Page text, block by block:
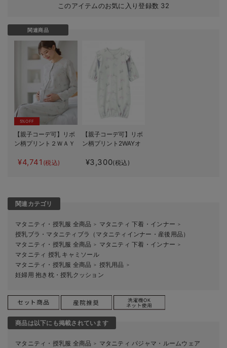
このアイテムのお気に入り登録数 32
関連商品
5%OFF
【親子コーデ可】リボ
ン柄プリント２ＷＡＹ
ィ・授乳パジャマ【出
¥4,741 (税込)
【親子コーデ可】リボ
ン柄プリント2WAYオ
¥3,300(税込)
関連カテゴリ
マタニティ・授乳服 全商品 ＞ マタニティ 下着・インナー ＞
授乳ブラ・マタニティブラ（マタニティインナー・産後用品）
マタニティ・授乳服 全商品 ＞ マタニティ 下着・インナー ＞
マタニティ 授乳 キャミソール
マタニティ・授乳服 全商品 ＞ 授乳用品 ＞
妊婦用 抱き枕・授乳クッション
商品は以下にも掲載されています
マタニティ・授乳服 全商品 ＞
マタニティ パジャマ・ルームウェア